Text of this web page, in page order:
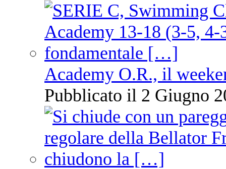
Academy O.R., il
Pubblicato il 2 Giugno